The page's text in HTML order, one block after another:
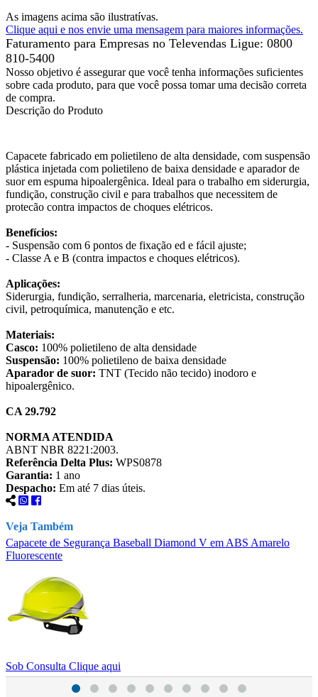
As imagens acima são ilustratívas.
Clique aqui e nos envie uma mensagem para maiores informações.
Faturamento para Empresas no Televendas Ligue: 0800
810-5400
Nosso objetivo é assegurar que você tenha informações suficientes
sobre cada produto, para que você possa tomar uma decisão correta
de compra.
Descrição do Produto
Capacete fabricado em polietileno de alta densidade, com suspensão
plástica injetada com polietileno de baixa densidade e aparador de
suor em espuma hipoalergênica. Ideal para o trabalho em siderurgia,
fundição, construção civil e para trabalhos que necessitem de
protecão contra impactos de choques elétricos.
Benefícios:
- Suspensão com 6 pontos de fixação ed e fácil ajuste;
- Classe A e B (contra impactos e choques elétricos).
Aplicações:
Siderurgia, fundição, serralheria, marcenaria, eletricista, construção
civil, petroquímica, manutenção e etc.
Materiais:
Casco: 100% polietileno de alta densidade
Suspensão: 100% polietileno de baixa densidade
Aparador de suor: TNT (Tecido não tecido) inodoro e
hipoalergênico.
CA 29.792
NORMA ATENDIDA
ABNT NBR 8221:2003.
Referência Delta Plus: WPS0878
Garantia: 1 ano
Despacho: Em até 7 dias úteis.
Veja Também
Capacete de Segurança Baseball Diamond V em ABS Amarelo
Fluorescente
Sob Consulta Clique aqui